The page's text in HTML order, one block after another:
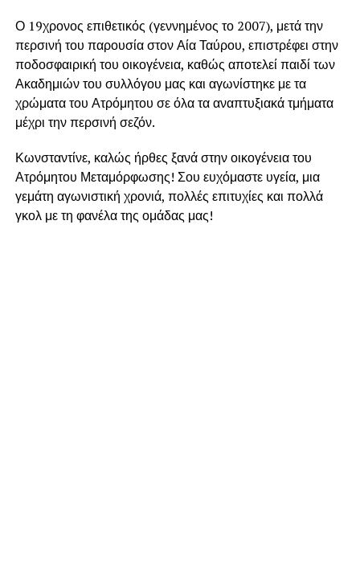
Ο 19χρονος επιθετικός (γεννημένος το 2007), μετά την
περσινή του παρουσία στον Αία Ταύρου, επιστρέφει στην
ποδοσφαιρική του οικογένεια, καθώς αποτελεί παιδί των
Ακαδημιών του συλλόγου μας και αγωνίστηκε με τα
χρώματα του Ατρόμητου σε όλα τα αναπτυξιακά τμήματα
μέχρι την περσινή σεζόν.
Κωνσταντίνε, καλώς ήρθες ξανά στην οικογένεια του
Ατρόμητου Μεταμόρφωσης! Σου ευχόμαστε υγεία, μια
γεμάτη αγωνιστική χρονιά, πολλές επιτυχίες και πολλά
γκολ με τη φανέλα της ομάδας μας!